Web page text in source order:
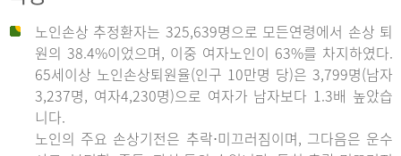
노인손상 추정환자는 325,639명으로 모든연령에서 손상 퇴
원의 38.4%이었으며, 이중 여자노인이 63%를 차지하였다.
65세이상 노인손상퇴원율(인구 10만명 당)은 3,799명(남자
3,237명, 여자4,230명)으로 여자가 남자보다 1.3배 높았습
니다.
노인의 주요 손상기전은 추락⋅미끄러짐이며, 그다음은 운수